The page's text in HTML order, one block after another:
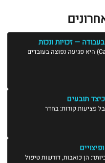
— זכויות ונכות
תסמונת התעלה הקרפלית (Carpal Tunnel) היא פגיעה נפוצה בעובדים
תובעים
פציעות קורות: בחדר
הן כואבות, דורשות טיפול